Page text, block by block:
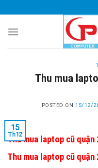
to
content
Thu mua
POSTED ON15/12/
15
Th12
Thu mua laptop cũ
Thu mua laptop cũ